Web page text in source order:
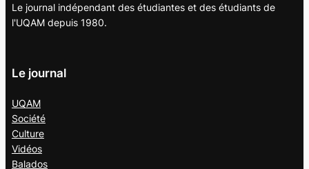
Le journal indépendant des étudiantes et des étudiants de
l'UQAM depuis 1980.
Le journal
UQAM
Société
Culture
Vidéos
Balados